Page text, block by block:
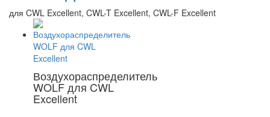
для CWL Excellent, CWL-T Excellent, CWL-F Excellent
Воздухораспределитель
WOLF для CWL
Excellent